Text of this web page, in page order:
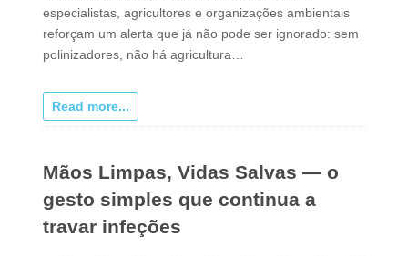
especialistas, agricultores e organizações ambientais
reforçam um alerta que já não pode ser ignorado: sem
polinizadores, não há agricultura…
Read more...
Mãos Limpas, Vidas Salvas — o
gesto simples que continua a
travar infeções